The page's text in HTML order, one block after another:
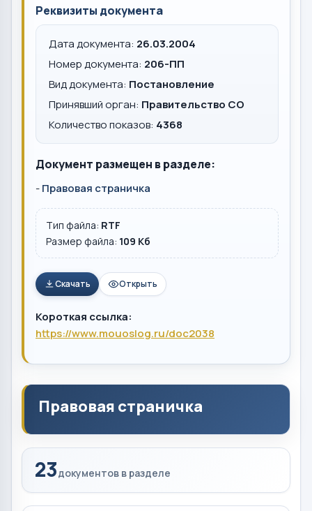
Реквизиты документа
Дата документа: 26.03.2004
Номер документа: 206-ПП
Вид документа: Постановление
Принявший орган: Правительство СО
Количество показов: 4368
Документ размещен в разделе:
-Правовая страничка
Тип файла: RTF
Размер файла: 109 Кб
Скачать Открыть
Короткая ссылка:
https://www.mouoslog.ru/doc2038
Правовая страничка
23документов в разделе